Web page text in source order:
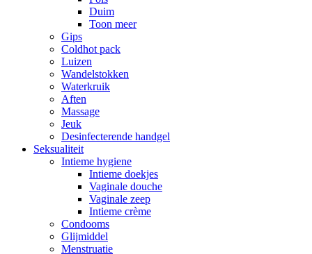
Duim
Toon meer
Gips
Coldhot pack
Luizen
Wandelstokken
Waterkruik
Aften
Massage
Jeuk
Desinfecterende handgel
Seksualiteit
Intieme hygiene
Intieme doekjes
Vaginale douche
Vaginale zeep
Intieme crème
Condooms
Glijmiddel
Menstruatie